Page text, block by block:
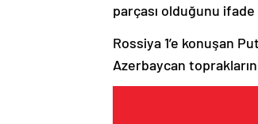
parçası olduğunu
Rossiya 1’e konuşan
Azerbaycan